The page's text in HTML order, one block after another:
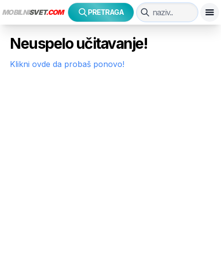
MOBILNISVET.COM PRETRAGA
Neuspelo učitavanje!
Klikni ovde da probaš ponovo!